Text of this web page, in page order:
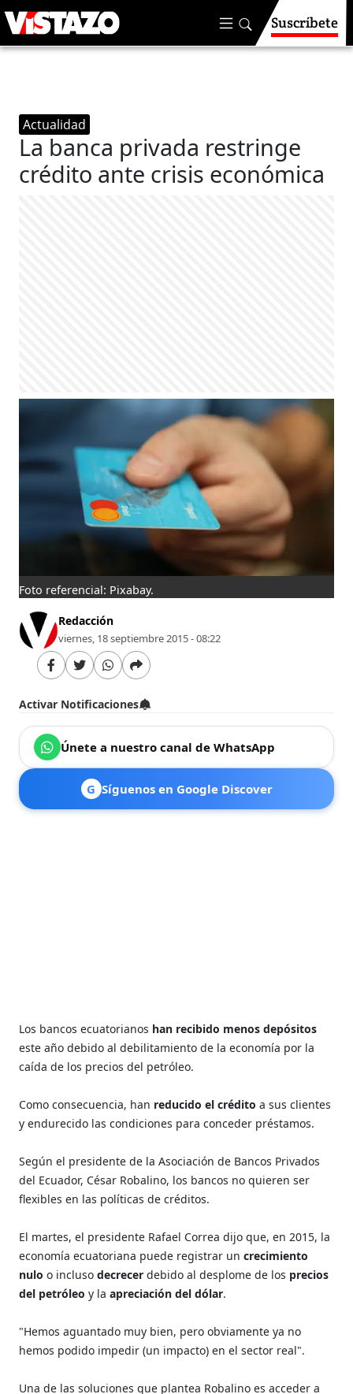
Suscríbete
Actualidad
La banca privada restringe
crédito ante crisis económica
Foto referencial: Pixabay.
Redacción
viernes, 18 septiembre 2015 - 08:22
Activar Notificaciones
Únete a nuestro canal de WhatsApp
G Síguenos en Google Discover
Los bancos ecuatorianos han recibido menos depósitos
este año debido al debilitamiento de la economía por la
caída de los precios del petróleo.
Como consecuencia, han reducido el crédito a sus clientes
y endurecido las condiciones para conceder préstamos.
Según el presidente de la Asociación de Bancos Privados
del Ecuador, César Robalino, los bancos no quieren ser
flexibles en las políticas de créditos.
El martes, el presidente Rafael Correa dijo que, en 2015, la
economía ecuatoriana puede registrar uncrecimiento
nulo o inclusodecrecerdebido al desplome de los precios
del petróleoy laapreciación del dólar.
"Hemos aguantado muy bien, pero obviamente ya no
hemos podido impedir (un impacto) en el sector real".
Una de las soluciones que plantea Robalino es acceder a